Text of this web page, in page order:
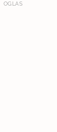
OGLAS